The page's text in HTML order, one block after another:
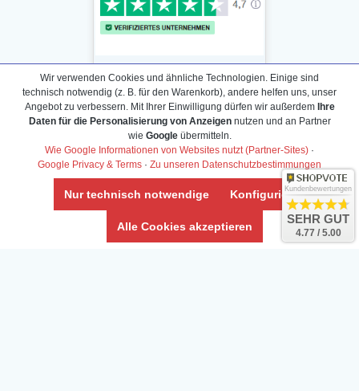
Daten­schutz­erklärung
Widerrufs­recht /Widerrufs­formular
AGB & Info
Impressum
Umwelt und Entsorgung
Vertrag widerrufen
Wir verwenden Cookies und ähnliche Technologien. Einige sind
technisch notwendig (z. B. für den Warenkorb), andere helfen uns, unser
Angebot zu verbessern. Mit Ihrer Einwilligung dürfen wir außerdem Ihre
Daten für die Personalisierung von Anzeigennutzen und an Partner
wie Googleübermitteln.
Wie Google Informationen von Websites nutzt (Partner-Sites) ·
Google Privacy & Terms · Zu unseren Datenschutzbestimmungen
Nur technisch notwendige Konfigurieren
Alle Cookies akzeptieren
Kundenbewertungen
SEHR GUT
4.77 / 5.00